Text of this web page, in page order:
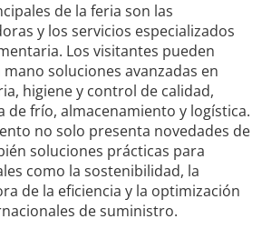
de la feria son las
y los servicios especializados
Los visitantes pueden
soluciones avanzadas en
higiene y control de calidad,
de frío, almacenamiento y logística.
no solo presenta novedades de
soluciones prácticas para
como la sostenibilidad, la
de la eficiencia y la optimización
de suministro.